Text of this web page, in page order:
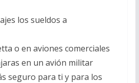
los sueldos a
o en aviones comerciales
en un avión militar
seguro para ti y para los